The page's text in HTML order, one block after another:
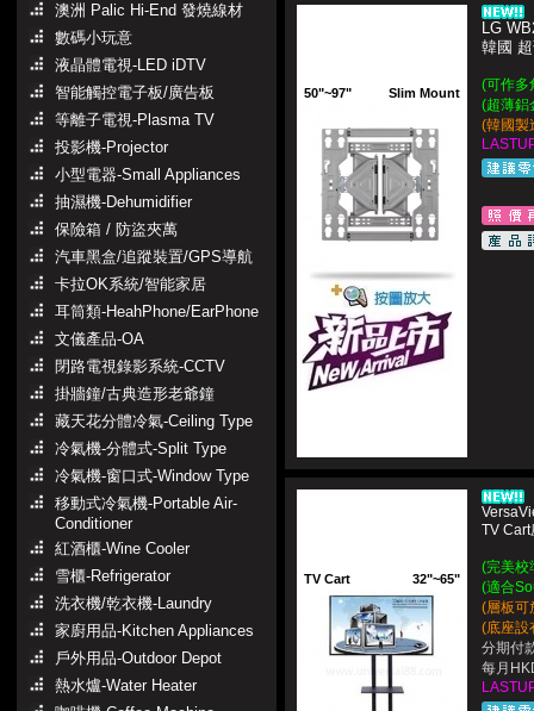
澳洲 Palic Hi-End 發燒線材
數碼小玩意
液晶體電視-LED iDTV
智能觸控電子板/廣告板
等離子電視-Plasma TV
投影機-Projector
小型電器-Small Appliances
抽濕機-Dehumidifier
保險箱 / 防盜夾萬
汽車黑盒/追蹤裝置/GPS導航
卡拉OK系統/智能家居
耳筒類-HeahPhone/EarPhone
文儀產品-OA
閉路電視錄影系統-CCTV
掛牆鐘/古典造形老爺鐘
藏天花分體冷氣-Ceiling Type
冷氣機-分體式-Split Type
冷氣機-窗口式-Window Type
移動式冷氣機-Portable Air-
Conditioner
紅酒櫃-Wine Cooler
雪櫃-Refrigerator
洗衣機/乾衣機-Laundry
家廚用品-Kitchen Appliances
戶外用品-Outdoor Depot
熱水爐-Water Heater
50"~97" Slim Mount
LG
韓國
(可作多
(超薄鋁
(韓國製
TV Cart 32"~65"
TV
(完美校
(適合
(層板可
(底座設
分期付
每月